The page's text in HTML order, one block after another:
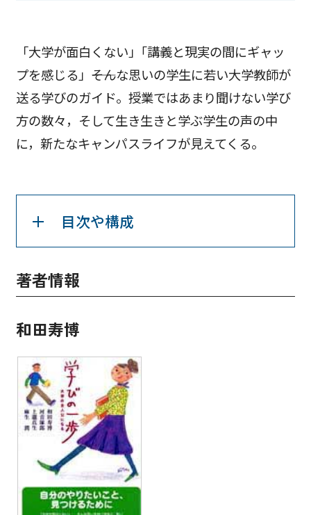
「大学が面白くない」｢講義と現実の間にギャッ
プを感じる」――そんな思いの学生に若い大学教師が
送る学びのガイド。授業ではあまり聞けない学び
方の数々，そして生き生きと学ぶ学生の声の中
に，新たなキャンパスライフが見えてくる。
目次や構成
著者情報
和田寿博